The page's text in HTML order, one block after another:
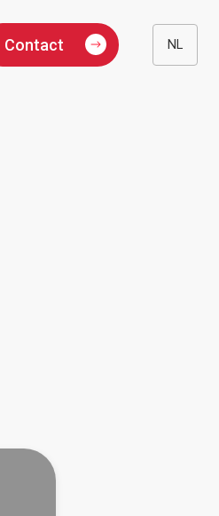
Contact NL